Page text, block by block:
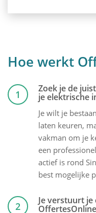
Hoe werkt
1 Zoek je de
je elektrische
Je wilt je
laten keuren,
vakman om je
een
actief is rond
best mogelijke
2 Je verstuurt